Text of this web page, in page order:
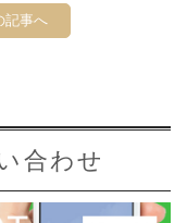
記事へ
合わせ